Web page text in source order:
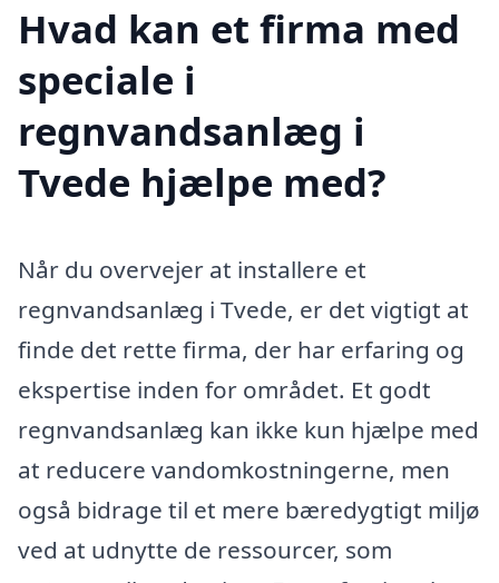
Hvad kan et firma med
speciale i
regnvandsanlæg i
Tvede hjælpe med?
Når du overvejer at installere et
regnvandsanlæg i Tvede, er det vigtigt at
finde det rette firma, der har erfaring og
ekspertise inden for området. Et godt
regnvandsanlæg kan ikke kun hjælpe med
at reducere vandomkostningerne, men
også bidrage til et mere bæredygtigt miljø
ved at udnytte de ressourcer, som